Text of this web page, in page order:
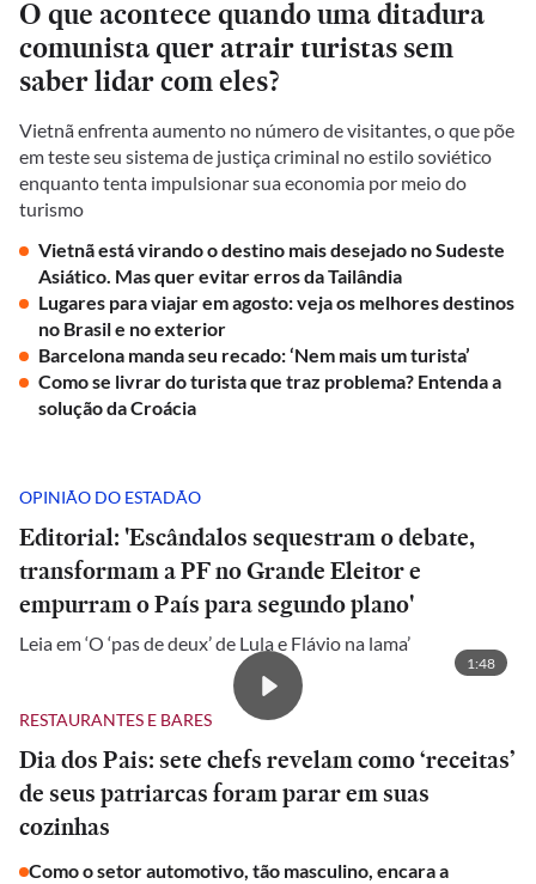
O que acontece quando uma ditadura
comunista quer atrair turistas sem
saber lidar com eles?
Vietnã enfrenta aumento no número de visitantes, o que põe
em teste seu sistema de justiça criminal no estilo soviético
enquanto tenta impulsionar sua economia por meio do
turismo
Vietnã está virando o destino mais desejado no Sudeste
Asiático. Mas quer evitar erros da Tailândia
Lugares para viajar em agosto: veja os melhores destinos
no Brasil e no exterior
Barcelona manda seu recado: ‘Nem mais um turista’
Como se livrar do turista que traz problema? Entenda a
solução da Croácia
OPINIÃO DO ESTADÃO
Editorial: 'Escândalos sequestram o debate,
transformam a PF no Grande Eleitor e
empurram o País para segundo plano'
Leia em ‘O ‘pas de deux’ de Lula e Flávio na lama’
1:48
RESTAURANTES E BARES
Dia dos Pais: sete chefs revelam como ‘receitas’
de seus patriarcas foram parar em suas
cozinhas
Como o setor automotivo, tão masculino, encara a